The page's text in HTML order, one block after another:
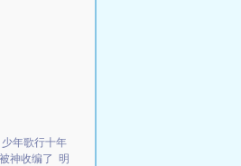
少年歌行十年
神收编了 明